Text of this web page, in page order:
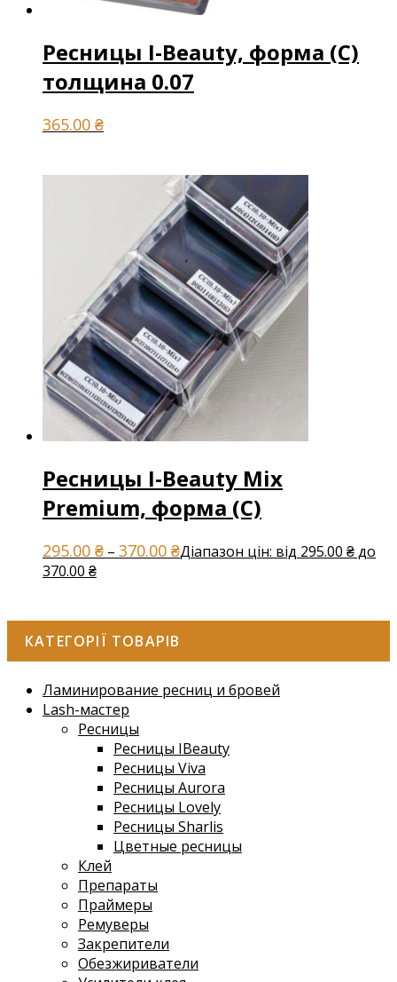
Ресницы I-Beauty, форма (С)
толщина 0.07
365.00 ₴
Ресницы I-Beauty Mix
Premium, форма (С)
295.00 ₴ – 370.00 ₴Діапазон цін: від 295.00 ₴ до
370.00 ₴
КАТЕГОРІЇ ТОВАРІВ
Ламинирование ресниц и бровей
Lash-мастер
Ресницы
Ресницы IBeauty
Ресницы Viva
Ресницы Aurora
Ресницы Lovely
Ресницы Sharlis
Цветные ресницы
Клей
Препараты
Праймеры
Ремуверы
Закрепители
Обезжириватели